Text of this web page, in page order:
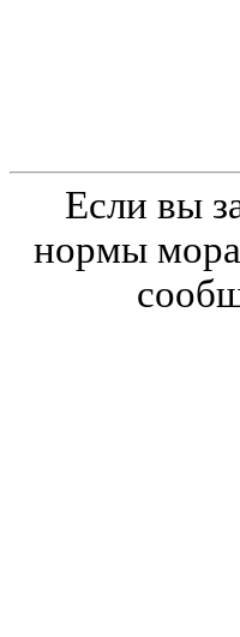
Если вы
нормы